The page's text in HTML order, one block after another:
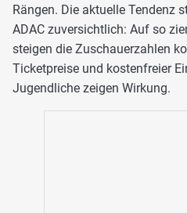
Rängen. Die aktuelle Tendenz
ADAC zuversichtlich: Auf so
steigen die Zuschauerzahlen
Ticketpreise und kostenfreier
Jugendliche zeigen Wirkung.